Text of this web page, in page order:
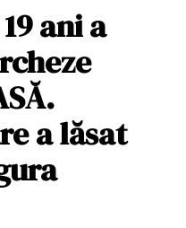
ani a
a lăsat